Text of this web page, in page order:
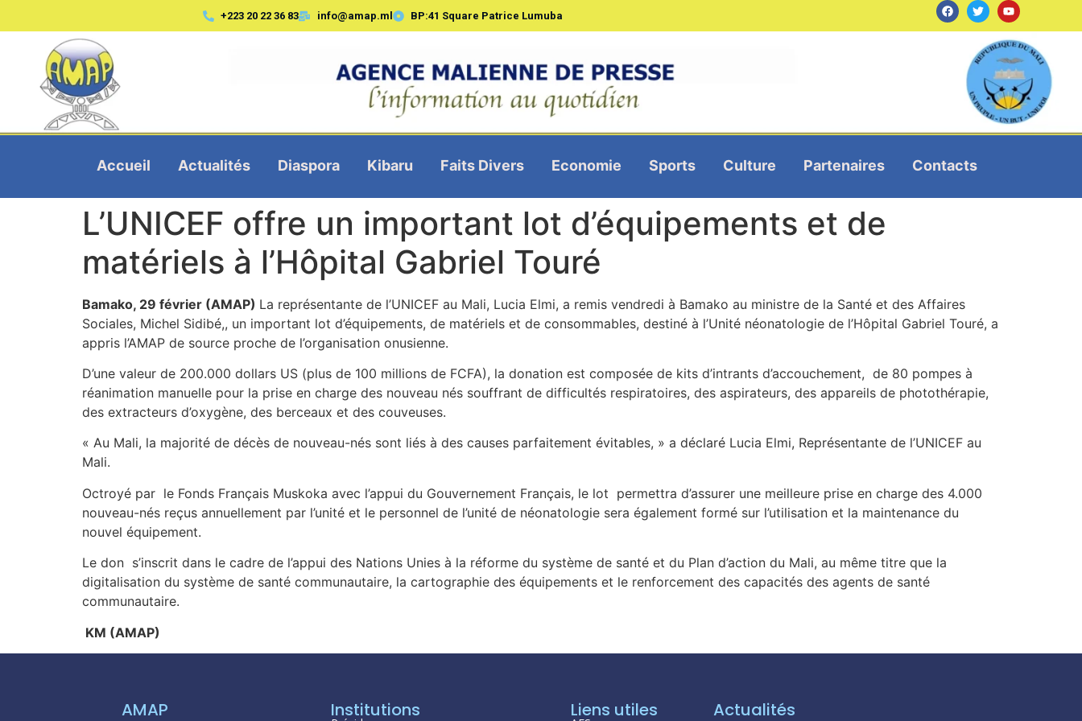
+223 20 22 36 83 info@amap.ml BP:41 Square Patrice Lumuba
Accueil Actualités Diaspora Kibaru Faits Divers Economie Sports Culture Partenaires Contacts
L’UNICEF offre un important lot d’équipements et de
matériels à l’Hôpital Gabriel Touré
Bamako, 29 février (AMAP) La représentante de l’UNICEF au Mali, Lucia Elmi, a remis vendredi à Bamako au ministre de la Santé et des Affaires
Sociales, Michel Sidibé,, un important lot d’équipements, de matériels et de consommables, destiné à l’Unité néonatologie de l’Hôpital Gabriel Touré, a
appris l’AMAP de source proche de l’organisation onusienne.
D’une valeur de 200.000 dollars US (plus de 100 millions de FCFA), la donation est composée de kits d’intrants d’accouchement, de 80 pompes à
réanimation manuelle pour la prise en charge des nouveau nés souffrant de difficultés respiratoires, des aspirateurs, des appareils de photothérapie,
des extracteurs d’oxygène, des berceaux et des couveuses.
« Au Mali, la majorité de décès de nouveau-nés sont liés à des causes parfaitement évitables, » a déclaré Lucia Elmi, Représentante de l’UNICEF au
Mali.
Octroyé par le Fonds Français Muskoka avec l’appui du Gouvernement Français, le lot permettra d’assurer une meilleure prise en charge des 4.000
nouveau-nés reçus annuellement par l’unité et le personnel de l’unité de néonatologie sera également formé sur l’utilisation et la maintenance du
nouvel équipement.
Le don s’inscrit dans le cadre de l’appui des Nations Unies à la réforme du système de santé et du Plan d’action du Mali, au même titre que la
digitalisation du système de santé communautaire, la cartographie des équipements et le renforcement des capacités des agents de santé
communautaire.
KM (AMAP)
AMAP Institutions Liens utiles Actualités